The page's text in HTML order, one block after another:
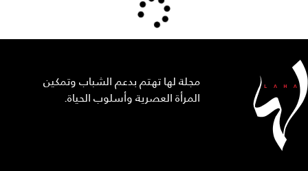
مجلة لها تهتم بدعم الشباب وتمكين
المرأة العصرية وأسلوب الحياة.